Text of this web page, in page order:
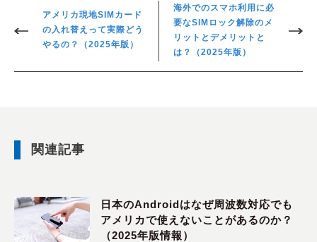
アメリカ現地SIMカード
の入れ替えって実際どう
やるの？（2025年版）
海外でのスマホ利用に必
要なSIMロック解除のメ
リットとデメリットと
は？（2025年版）
関連記事
日本のAndroidはなぜ周波数対応でも
アメリカで使えないことがあるのか？
（2025年版情報）